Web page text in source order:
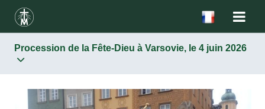
Procession de la Fête-Dieu à Varsovie, le 4 juin 2026